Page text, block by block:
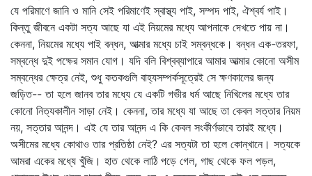
যে পরিমাণে জানি ও মানি সেই পরিমাণেই স্বাস্থ্য পাই, সম্পদ পাই, ঐশ্বর্য পাই।
কিন্তু জীবনে একটা সত্য আছে যা এই নিয়মের মধ্যে আপনাকে দেখতে পায় না।
কেননা, নিয়মের মধ্যে পাই বন্ধন, আত্মার মধ্যে চাই সম্বন্ধকে। বন্ধন এক-তরফা,
সম্বন্ধে দুই পক্ষের সমান যোগ। যদি বলি বিশ্বব্যাপারে আমার আত্মার কোনো অসীম
সম্বন্ধের ক্ষেত্র নেই, শুধু কতকগুলি বাহ্যসম্পর্কসূত্রেই সে ক্ষণকালের জন্য
জড়িত-- তা হলে জানব তার মধ্যে যে একটি গভীর ধর্ম আছে নিখিলের মধ্যে তার
কোনো নিত্যকালীন সাড়া নেই। কেননা, তার মধ্যে যা আছে তা কেবল সত্তার নিয়ম
নয়, সত্তার আনন্দ। এই যে তার আনন্দ এ কি কেবল সংকীর্ণভাবে তারই মধ্যে।
অসীমের মধ্যে কোথাও তার প্রতিষ্ঠা নেই? এর সত্যটা তা হলে কোন্‌খানে। সত্যকে
আমরা একের মধ্যে খুঁজি। হাত থেকে লাঠি পড়ে গেল, গাছ থেকে ফল পড়ল,